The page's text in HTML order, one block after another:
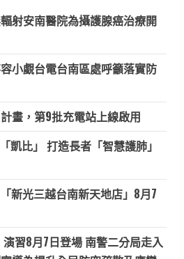
射安南醫院為攝護腺癌治療開
小覷台電台南區處呼籲落實防
畫，第9批充電站上線啟用
凱比」 打造長者「智慧護肺」
新光三越台南新天地店」8月7
習8月7日登場 南警二分局走入